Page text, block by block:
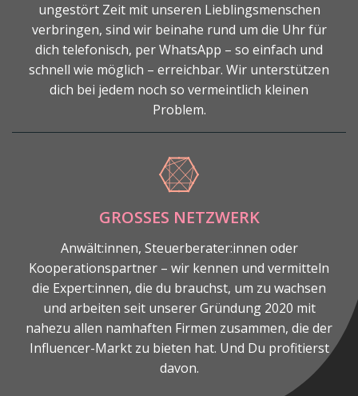
ungestört Zeit mit unseren Lieblingsmenschen
verbringen, sind wir beinahe rund um die Uhr für
dich telefonisch, per WhatsApp – so einfach und
schnell wie möglich – erreichbar. Wir unterstützen
dich bei jedem noch so vermeintlich kleinen
Problem.
GROSSES NETZWERK
Anwält:innen, Steuerberater:innen oder
Kooperationspartner – wir kennen und vermitteln
die Expert:innen, die du brauchst, um zu wachsen
und arbeiten seit unserer Gründung 2020 mit
nahezu allen namhaften Firmen zusammen, die der
Influencer-Markt zu bieten hat. Und Du profitierst
davon.